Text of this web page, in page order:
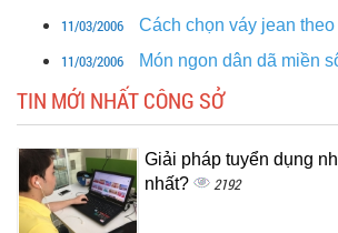
11/03/2006 Cách chọn váy jean
11/03/2006 Món ngon dân dã miền
TIN MỚI NHẤT CÔNG SỞ
Giải pháp tuyển dụng
nhất?
2192